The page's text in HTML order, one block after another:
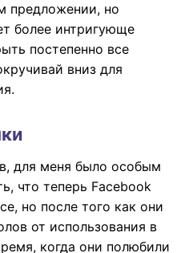
предложении, но
более интригующе
постепенно все
вниз для
для меня было особым
что теперь Facebook
но после того как они
от использования в
когда они полюбили